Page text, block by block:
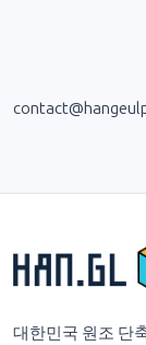
대한민국 원조 단